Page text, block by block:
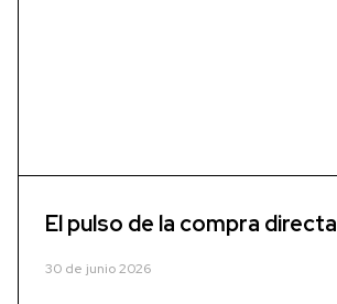
El pulso de la compra directa
30 de junio 2026